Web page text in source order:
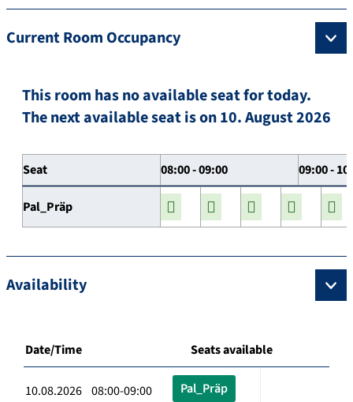
Current Room Occupancy
This room has no available seat for today.
The next available seat is on 10. August 2026
Seat 08:00 - 09:00 09:00 -
Pal_Präp
Availability
Date/Time Seats available
10.08.2026 08:00-09:00 Pal_Präp